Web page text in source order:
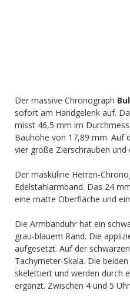
Der massive Chronograph
sofort am Handgelenk auf.
misst 46,5 mm im
Bauhöhe von 17,89 mm. Auf
vier große Zierschrauben und
Der maskuline Herren-
Edelstahlarmband. Das 24
eine matte Oberfläche und
Die Armbanduhr hat ein
grau-blauem Rand. Die
aufgesetzt. Auf der
Tachymeter-Skala. Die
skelettiert und werden durch
ergänzt. Zwischen 4 und 5